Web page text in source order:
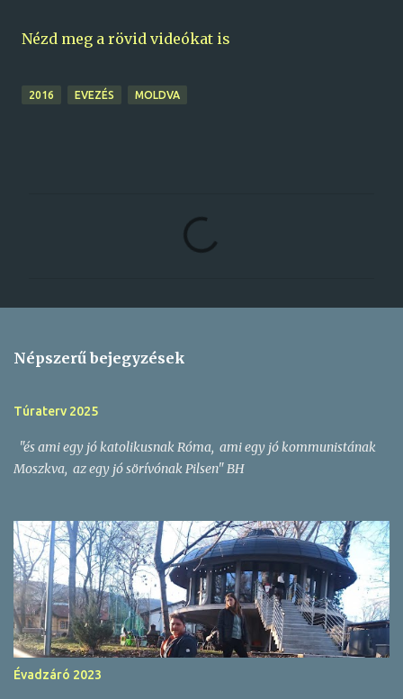
Nézd meg a rövid videókat is
2016 EVEZÉS MOLDVA
g
s
e
Népszerű bejegyzések
Túraterv 2025
"és ami egy jó katolikusnak Róma, ami egy jó kommunistának
Moszkva, az egy jó sörívónak Pilsen" BH
Évadzáró 2023